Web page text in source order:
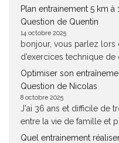
Plan entrainement 5 km
Question de Quentin
14 octobre 2025
bonjour, vous parlez lors
d’exercices technique de
Optimiser son
Question de Nicolas
8 octobre 2025
J'ai 36 ans et difficile de
entre la vie de famille et
Quel entrainement